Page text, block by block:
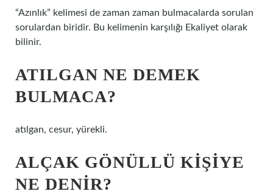
“Azınlık” kelimesi de zaman zaman bulmacalarda sorulan
sorulardan biridir. Bu kelimenin karşılığı Ekaliyet olarak
bilinir.
ATILGAN NE DEMEK
BULMACA?
atılgan, cesur, yürekli.
ALÇAK GÖNÜLLÜ KIŞIYE
NE DENIR?